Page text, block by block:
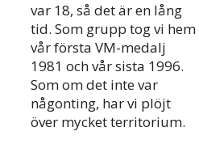
var 18, så det är en lång
tid. Som grupp tog vi hem
vår första VM-medalj
1981 och vår sista 1996.
Som om det inte var
någonting, har vi plöjt
över mycket territorium.